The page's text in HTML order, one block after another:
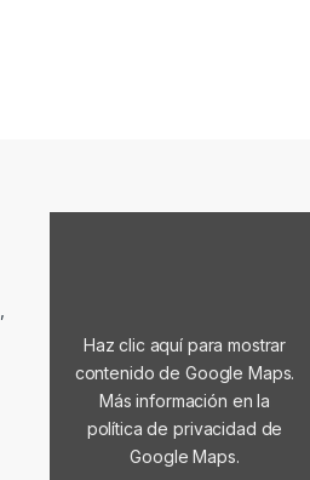
Haz clic aquí para mostrar
contenido de Google Maps.
Más información en la
política de privacidad de
Google Maps.